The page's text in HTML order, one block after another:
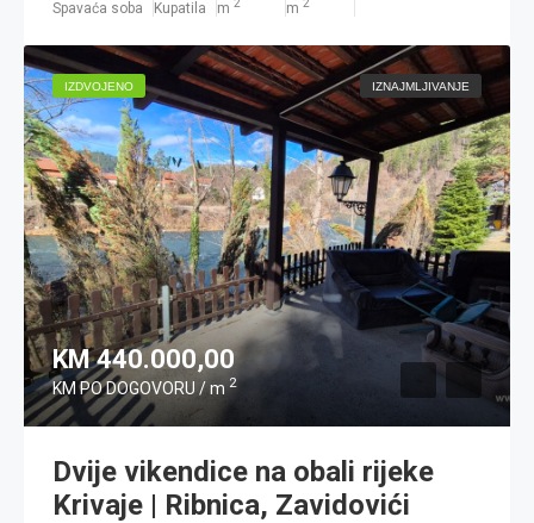
Spavaća soba Kupatila m 2 m 2
IZDVOJENO IZNAJMLJIVANJE
KM 440.000,00
KM PO DOGOVORU / m 2
Dvije vikendice na obali rijeke
Krivaje | Ribnica, Zavidovići